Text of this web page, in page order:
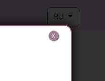
Выберите язык
RU
X